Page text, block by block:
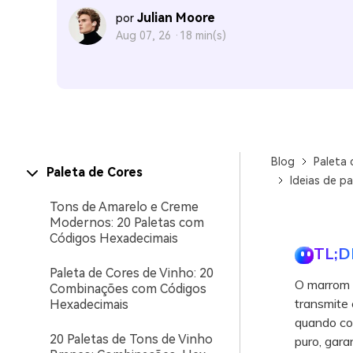
por Julian Moore
Aug 07, 26 · 18 min(s)
Paleta de Cores
Tons de Amarelo e Creme
Modernos: 20 Paletas com
Códigos Hexadecimais
Paleta de Cores de Vinho: 20
Combinações com Códigos
Hexadecimais
20 Paletas de Tons de Vinho
Blog
Paleta
Ideias de
O
transmite
quando
puro,